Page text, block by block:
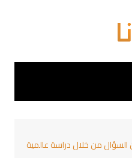
من خلال دراسة عالمية